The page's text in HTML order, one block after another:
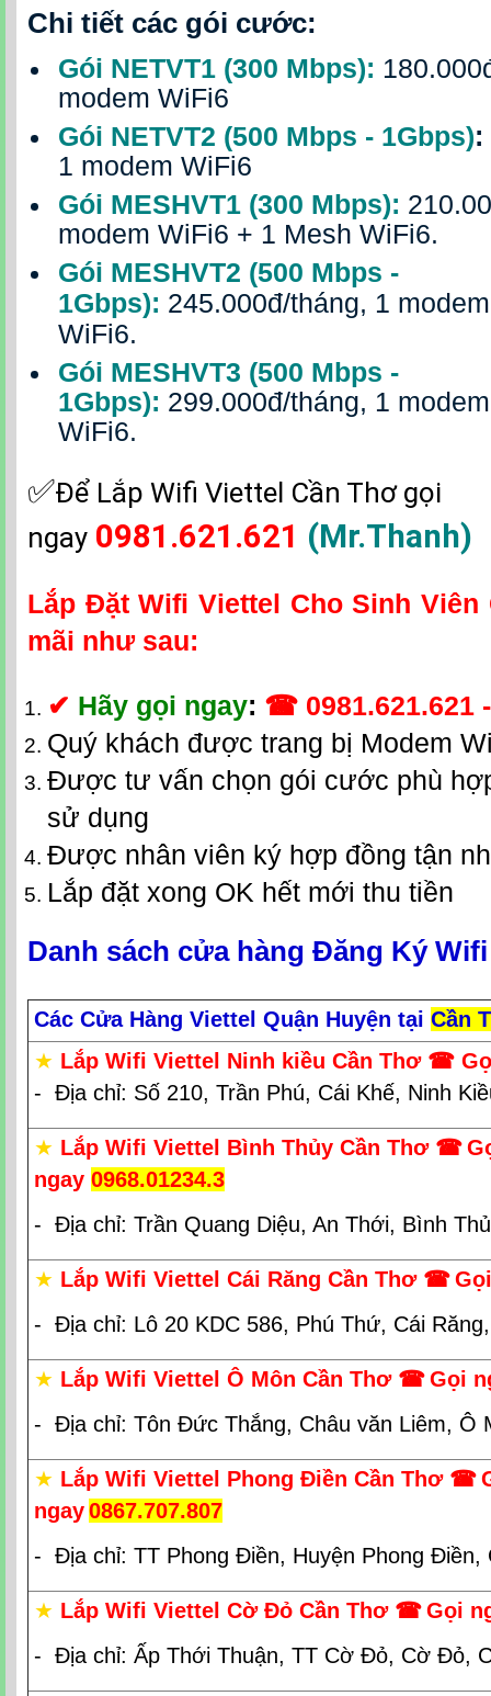
Chi tiết các gói cước:
Gói NETVT1 (300 Mbps):
modem WiFi6
Gói NETVT2 (500 Mbps - 1Gbps):
1 modem WiFi6
Gói MESHVT1 (300 Mbps):
modem WiFi6 + 1 Mesh WiFi6.
Gói MESHVT2 (500 Mbps -
1Gbps): 245.000đ/tháng, 1
WiFi6.
Gói MESHVT3 (500 Mbps -
1Gbps): 299.000đ/tháng, 1
WiFi6.
✅‎Để Lắp Wifi Viettel Cần Thơ gọi
ngay 0981.621.621 (Mr.Thanh)
Lắp Đặt Wifi Viettel Cho Sinh Viên
mãi như sau:
✔ Hãy gọi ngay: ☎ 0981.621.621
Quý khách được trang bị Modem
Được tư vấn chọn gói cước phù
sử dụng
Được nhân viên ký hợp đồng tận
Lắp đặt xong OK hết mới thu tiền
Danh sách cửa hàng Đăng Ký
Các Cửa Hàng Viettel Quận Huyện tại Cần
★ Lắp Wifi Viettel Ninh kiều Cần Thơ ☎
- Địa chỉ: Số 210, Trần Phú, Cái Khế, Ninh
★ Lắp Wifi Viettel Bình Thủy Cần Thơ ☎
ngay 0968.01234.3
- Địa chỉ: Trần Quang Diệu, An Thới, Bình
★ Lắp Wifi Viettel Cái Răng Cần Thơ ☎
- Địa chỉ: Lô 20 KDC 586, Phú Thứ, Cái
★ Lắp Wifi Viettel Ô Môn Cần Thơ ☎Gọi
- Địa chỉ: Tôn Đức Thắng, Châu văn Liêm, Ô
★ Lắp Wifi Viettel Phong Điền Cần Thơ ☎
ngay0867.707.807
- Địa chỉ: TT Phong Điền, Huyện Phong Điền,
★ Lắp Wifi Viettel Cờ Đỏ Cần Thơ ☎Gọi
- Địa chỉ: Ấp Thới Thuận, TT Cờ Đỏ, Cờ Đỏ,